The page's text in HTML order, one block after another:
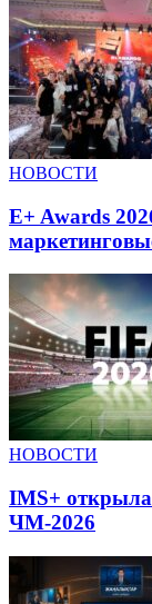
НОВОСТИ
E+ Awards
НОВОСТИ
IMS+ открыла
ЧМ-2026